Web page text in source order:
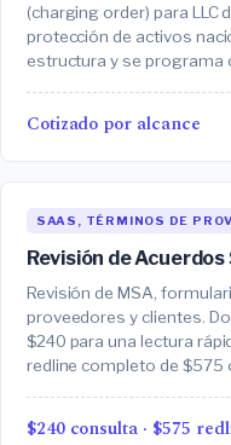
(charging order) para LLC
protección de activos
estructura y se programa
Cotizado por alcance
SAAS, TÉRMINOS DE
Revisión de Acuerdos
Revisión de MSA,
proveedores y clientes.
$240 para una lectura
redline completo de $575
$240 consulta · $575